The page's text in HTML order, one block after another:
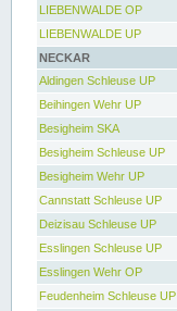
LIEBENWALDE OP
LIEBENWALDE UP
NECKAR
Aldingen Schleuse UP
Beihingen Wehr UP
Besigheim SKA
Besigheim Schleuse UP
Besigheim Wehr UP
Cannstatt Schleuse UP
Deizisau Schleuse UP
Esslingen Schleuse UP
Esslingen Wehr OP
Feudenheim Schleuse UP